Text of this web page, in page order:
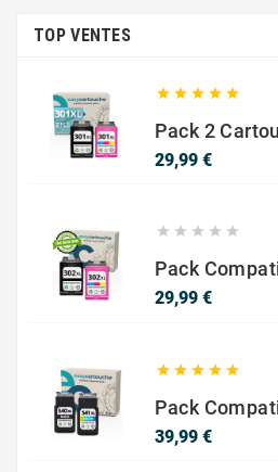
TOP VENTES
    
29,99 €Prix
    
29,99 €Prix
    
39,99 €Prix